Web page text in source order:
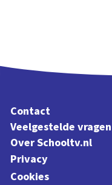
Contact
Veelgestelde vragen
Over Schooltv.nl
Privacy
Cookies